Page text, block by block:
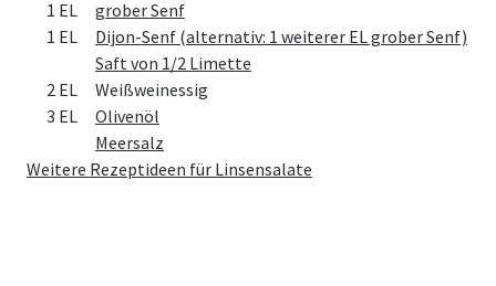
1 EL
grober Senf
1 EL
Dijon-Senf (alternativ: 1 weiterer EL grober Senf)
Saft von 1/2 Limette
2 EL
Weißweinessig
3 EL
Olivenöl
Meersalz
Weitere Rezeptideen für Linsensalate